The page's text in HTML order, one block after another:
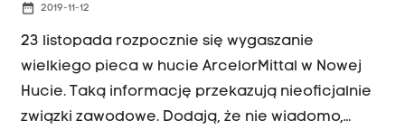
date_range 2019-11-12
23 listopada rozpocznie się wygaszanie
wielkiego pieca w hucie ArcelorMittal w Nowej
Hucie. Taką informację przekazują nieoficjalnie
związki zawodowe. Dodają, że nie wiadomo,